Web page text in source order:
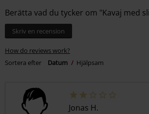
Berätta vad du tycker om "Kavaj med
Skriv en recension
How do reviews work?
Sortera efter
Datum Hjälpsam
Jonas H.